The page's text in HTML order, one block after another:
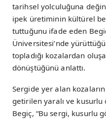
tarihsel yolculuğuna
ipek üretiminin kültürel
tuttuğunu ifade eden
Üniversitesi’nde yürüttüğü
topladığı kozalardan
dönüştüğünü anlattı.
Sergide yer alan
getirilen yaralı ve
Begiç, “Bu sergi, kusurlu